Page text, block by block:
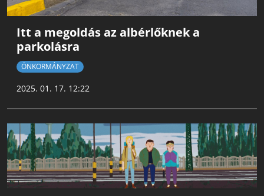
Itt a megoldás az albérlőknek a
parkolásra
ÖNKORMÁNYZAT
2025. 01. 17. 12:22